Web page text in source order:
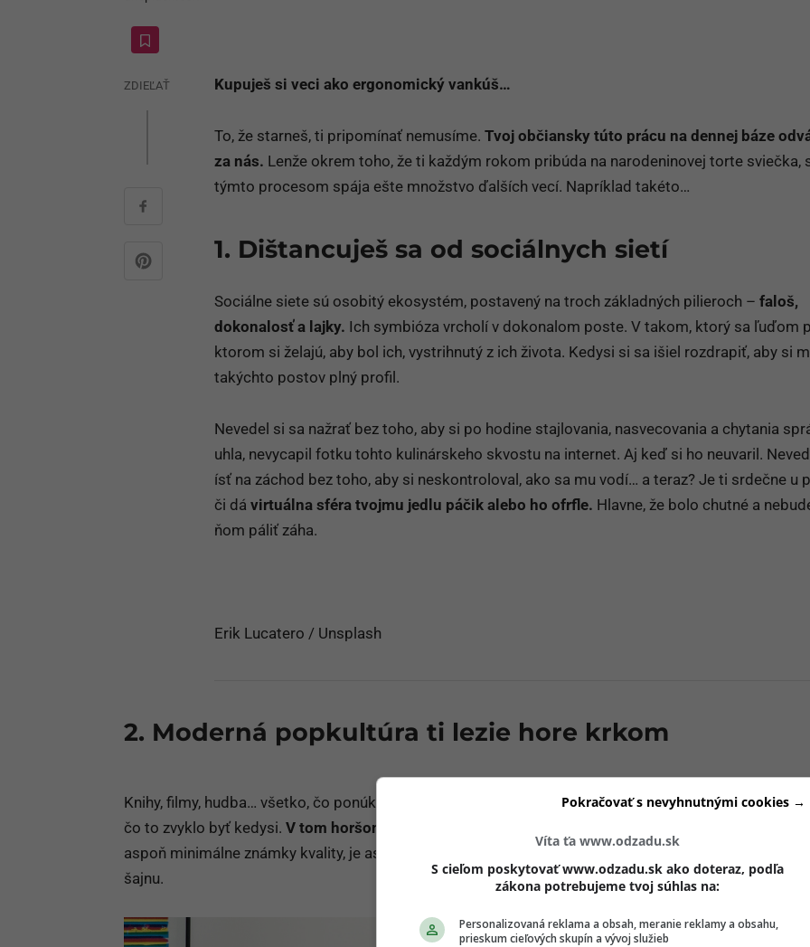
ZDIEĽAŤ Kupuješ si veci ako ergonomický vankúš…
To, že starneš, ti pripomínať nemusíme. Tvoj občiansky túto prácu na dennej báze
za nás. Lenže okrem toho, že ti každým rokom pribúda na narodeninovej torte sviečka,
týmto procesom spája ešte množstvo ďalších vecí. Napríklad takéto…
1. Dištancuješ sa od sociálnych sietí
Sociálne siete sú osobitý ekosystém, postavený na troch základných pilieroch – faloš,
dokonalosť a lajky. Ich symbióza vrcholí v dokonalom poste. V takom, ktorý sa ľuďom
ktorom si želajú, aby bol ich, vystrihnutý z ich života. Kedysi si sa išiel rozdrapiť, aby si
takýchto postov plný profil.
Nevedel si sa nažrať bez toho, aby si po hodine stajlovania, nasvecovania a chytania
uhla, nevycapil fotku tohto kulinárskeho skvostu na internet. Aj keď si ho neuvaril.
ísť na záchod bez toho, aby si neskontroloval, ako sa mu vodí… a teraz? Je ti srdečne u
či dá virtuálna sféra tvojmu jedlu páčik alebo ho ofrfle. Hlavne, že bolo chutné a
ňom páliť záha.
Erik Lucatero / Unsplash
2. Moderná popkultúra ti lezie hore krkom
Knihy, filmy, hudba… všetko, čo ponúka moderná kultúra, je pre teba v lepšom prípade chabou
čo to zvyklo byť kedysi. V tom horšom prípade máš pocit, že je to čistý hnoj.
aspoň minimálne známky kvality, je aspoň dvadsať rokov staré a mladá generácia nemá o tejto
šajnu.
Víta ťa www.odzadu.sk
S cieľom poskytovať www.odzadu.sk ako doteraz, podľa
zákona potrebujeme tvoj súhlas na:
Personalizovaná reklama a obsah, meranie reklamy a obsahu,
prieskum cieľových skupín a vývoj služieb
Pokračovať s nevyhnutnými cookies →